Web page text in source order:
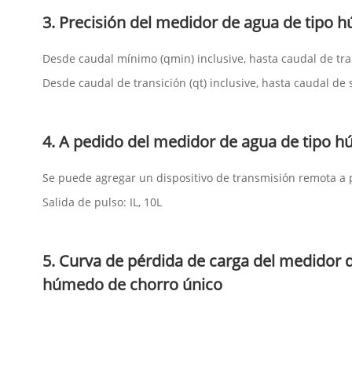
3. Precisión del medidor de agua de tipo
Desde caudal mínimo (qmin) inclusive, hasta caudal de
Desde caudal de transición (qt) inclusive, hasta caudal de
4. A pedido del medidor de agua de tipo
Se puede agregar un dispositivo de transmisión remota a
Salida de pulso: IL, 10L
5. Curva de pérdida de carga del medidor
húmedo de chorro único